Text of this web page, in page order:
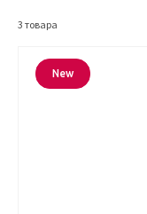
3 товара
New